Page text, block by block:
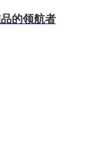
的领航者